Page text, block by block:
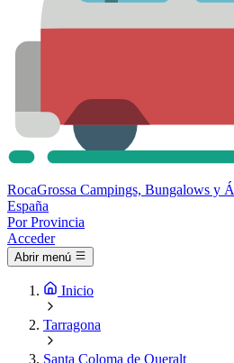
RocaGrossa Campings, Bungalows y
España
Por Provincia
Acceder
Abrir menú
Inicio
Tarragona
Santa Coloma de Queralt